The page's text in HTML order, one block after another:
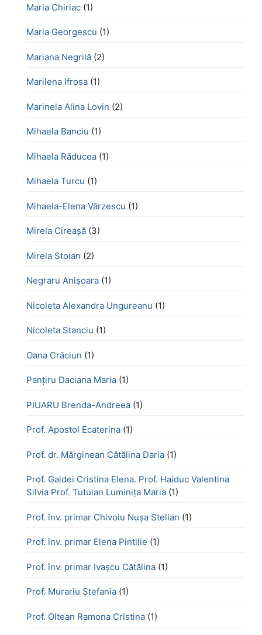
Maria Chiriac (1)
Maria Georgescu (1)
Mariana Negrilă (2)
Marilena Ifrosa (1)
Marinela Alina Lovin (2)
Mihaela Banciu (1)
Mihaela Răducea (1)
Mihaela Turcu (1)
Mihaela-Elena Vărzescu (1)
Mirela Cireașă (3)
Mirela Stoian (2)
Negraru Anișoara (1)
Nicoleta Alexandra Ungureanu (1)
Nicoleta Stanciu (1)
Oana Crăciun (1)
Panțiru Daciana Maria (1)
PIUARU Brenda-Andreea (1)
Prof. Apostol Ecaterina (1)
Prof. dr. Mărginean Cătălina Daria (1)
Prof. Gaidei Cristina Elena. Prof. Haiduc Valentina
Silvia Prof. Tutuian Luminița Maria (1)
Prof. înv. primar Chivoiu Nușa Stelian (1)
Prof. înv. primar Elena Pintilie (1)
Prof. înv. primar Ivașcu Cătălina (1)
Prof. Murariu Ștefania (1)
Prof. Oltean Ramona Cristina (1)